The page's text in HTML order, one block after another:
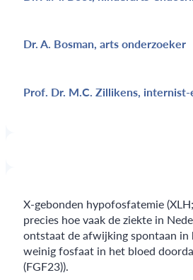
Dr. A. Bosman, arts onderzoeker
Prof. Dr. M.C. Zillikens,
X-gebonden hypofosfatemie
precies hoe vaak de ziekte in
ontstaat de afwijking spontaan in
weinig fosfaat in het bloed
(FGF23)).